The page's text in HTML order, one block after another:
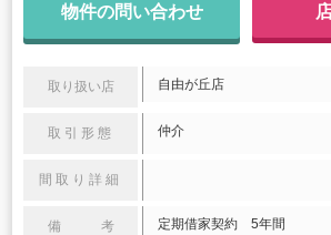
物件の問い合わせ
取り扱い店 自由が丘店
取引形態 仲介
間取り詳細
備 考 定期借家契約 5年間